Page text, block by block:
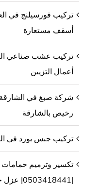
أسقف مستعارة
أعمال التزيين
رخيص بالشارقة
تركيب جبس بورد في الشارقة
تكسير وترميم حمامات
|0503418441| عزل حمامات